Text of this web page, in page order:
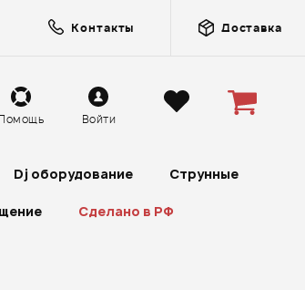
Контакты Доставка
Войти
Dj оборудование Струнные
Сделано в РФ